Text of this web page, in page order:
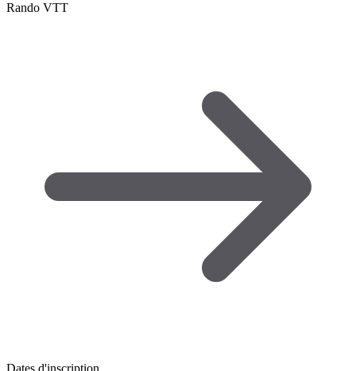
Rando VTT
Dates d'inscription